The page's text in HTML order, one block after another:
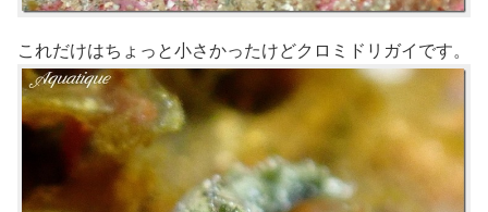
これだけはちょっと小さかったけどクロミドリガイです。